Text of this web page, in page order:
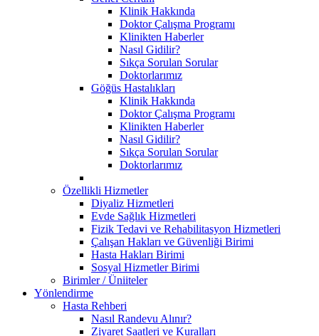
Klinik Hakkında
Doktor Çalışma Programı
Klinikten Haberler
Nasıl Gidilir?
Sıkça Sorulan Sorular
Doktorlarımız
Göğüs Hastalıkları
Klinik Hakkında
Doktor Çalışma Programı
Klinikten Haberler
Nasıl Gidilir?
Sıkça Sorulan Sorular
Doktorlarımız
Özellikli Hizmetler
Diyaliz Hizmetleri
Evde Sağlık Hizmetleri
Fizik Tedavi ve Rehabilitasyon Hizmetleri
Çalışan Hakları ve Güvenliği Birimi
Hasta Hakları Birimi
Sosyal Hizmetler Birimi
Birimler / Üniiteler
Yönlendirme
Hasta Rehberi
Nasıl Randevu Alınır?
Ziyaret Saatleri ve Kuralları